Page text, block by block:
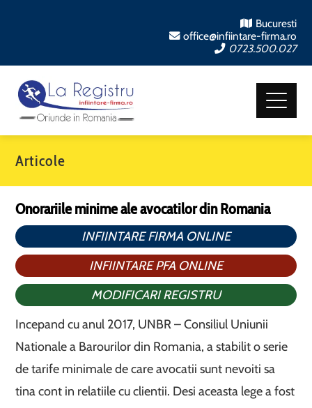
Bucuresti
office@infiintare-firma.ro
0723.500.027
Articole
Onorariile minime ale avocatilor din Romania
INFIINTARE FIRMA ONLINE
INFIINTARE PFA ONLINE
MODIFICARI REGISTRU
Incepand cu anul 2017, UNBR – Consiliul Uniunii
Nationale a Barourilor din Romania, a stabilit o serie
de tarife minimale de care avocatii sunt nevoiti sa
tina cont in relatiile cu clientii. Desi aceasta lege a fost